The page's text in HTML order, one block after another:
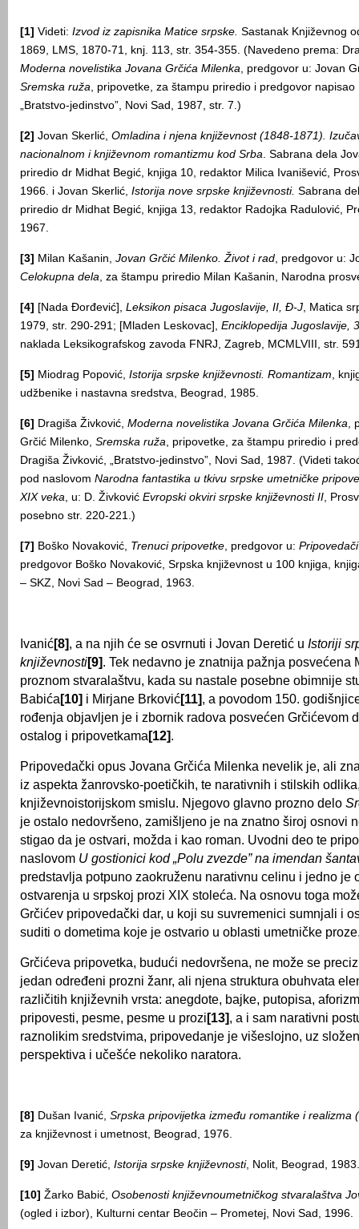
[1] Videti: Izvod iz zapisnika Matice srpske. Sastanak Književnog
1869, LMS, 1870-71, knj. 113, str. 354-355. (Navedeno prema:
Moderna novelistika Jovana Grčića Milenka, predgovor u: Jovan
Sremska ruža, pripovetke, za štampu priredio i predgovor napisao
„Bratstvo-jedinstvo”, Novi Sad, 1987, str. 7.)
[2] Jovan Skerlić, Omladina i njena književnost (1848-1871).
nacionalnom i književnom romantizmu kod Srba. Sabrana dela
priredio dr Midhat Begić, knjiga 10, redaktor Milica Ivanišević,
1966. i Jovan Skerlić, Istorija nove srpske književnosti. Sabrana
priredio dr Midhat Begić, knjiga 13, redaktor Radojka Radulović,
1967.
[3] Milan Kašanin, Jovan Grčić Milenko. Život i rad, predgovor u:
Celokupna dela, za štampu priredio Milan Kašanin, Narodna
[4] [Nada Đorđević], Leksikon pisaca Jugoslavije, II, Đ-J, Matica
1979, str. 290-291; [Mladen Leskovac], Enciklopedija Jugoslavije,
naklada Leksikografskog zavoda FNRJ, Zagreb, MCMLVIII, str.
[5] Miodrag Popović, Istorija srpske književnosti. Romantizam,
udžbenike i nastavna sredstva, Beograd, 1985.
[6] Dragiša Živković, Moderna novelistika Jovana Grčića Milenka,
Grčić Milenko, Sremska ruža, pripovetke, za štampu priredio i
Dragiša Živković, „Bratstvo-jedinstvo”, Novi Sad, 1987. (Videti
pod naslovom Narodna fantastika u tkivu srpske umetničke
XIX veka, u: D. Živković Evropski okviri srpske književnosti II,
posebno str. 220-221.)
[7] Boško Novaković, Trenuci pripovetke, predgovor u: Pripovedači
predgovor Boško Novaković, Srpska književnost u 100 knjiga,
– SKZ, Novi Sad – Beograd, 1963.
Ivanić[8], a na njih će se osvrnuti i Jovan Deretić u Istoriji
književnosti[9]. Tek nedavno je znatnija pažnja posvećena
proznom stvaralaštvu, kada su nastale posebne obimnije
Babića[10] i Mirjane Brković[11], a povodom 150.
rođenja objavljen je i zbornik radova posvećen Grčićevom
ostalog i pripovetkama[12].
Pripovedački opus Jovana Grčića Milenka nevelik je, ali
iz aspekta žanrovsko-poetičkih, te narativnih i stilskih
književnoistorijskom smislu. Njegovo glavno prozno delo
je ostalo nedovršeno, zamišljeno je na znatno široj osnovi
stigao da je ostvari, možda i kao roman. Uvodni deo te
naslovom U gostionici kod „Polu zvezde” na imendan
predstavlja potpuno zaokruženu narativnu celinu i jedno je
ostvarenja u srpskoj prozi XIX stoleća. Na osnovu toga
Grčićev pripovedački dar, u koji su suvremenici sumnjali i
suditi o dometima koje je ostvario u oblasti umetničke
Grčićeva pripovetka, budući nedovršena, ne može se
jedan određeni prozni žanr, ali njena struktura obuhvata
različitih književnih vrsta: anegdote, bajke, putopisa,
pripovesti, pesme, pesme u prozi[13], a i sam narativni
raznolikim sredstvima, pripovedanje je višeslojno, uz
perspektiva i učešće nekoliko naratora.
[8] Dušan Ivanić, Srpska pripovijetka između romantike i realizma
za književnost i umetnost, Beograd, 1976.
[9] Jovan Deretić, Istorija srpske književnosti, Nolit, Beograd, 1983.
[10] Žarko Babić, Osobenosti književnoumetničkog stvaralaštva
(ogled i izbor), Kulturni centar Beočin – Prometej, Novi Sad, 1996.